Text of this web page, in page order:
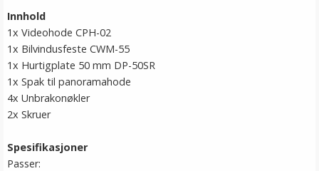
Innhold
1x Videohode CPH-02
1x Bilvindusfeste CWM-55
1x Hurtigplate 50 mm DP-50SR
1x Spak til panoramahode
4x Unbrakonøkler
2x Skruer
Spesifikasjoner
Passer: